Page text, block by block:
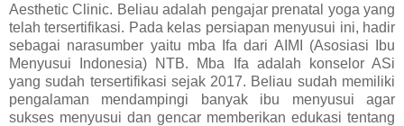
Aesthetic Clinic. Beliau adalah pengajar prenatal yoga yang
telah tersertifikasi. Pada kelas persiapan menyusui ini, hadir
sebagai narasumber yaitu mba Ifa dari AIMI (Asosiasi Ibu
Menyusui Indonesia) NTB. Mba Ifa adalah konselor ASi
yang sudah tersertifikasi sejak 2017. Beliau sudah memiliki
pengalaman mendampingi banyak ibu menyusui agar
sukses menyusui dan gencar memberikan edukasi tentang